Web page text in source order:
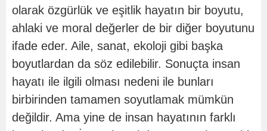
olarak özgürlük ve eşitlik hayatın bir boyutu,
ahlaki ve moral değerler de bir diğer boyutunu
ifade eder. Aile, sanat, ekoloji gibi başka
boyutlardan da söz edilebilir. Sonuçta insan
hayatı ile ilgili olması nedeni ile bunları
birbirinden tamamen soyutlamak mümkün
değildir. Ama yine de insan hayatının farklı